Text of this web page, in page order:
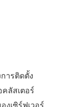
ารติดตั้ง
ลัสเตอร์